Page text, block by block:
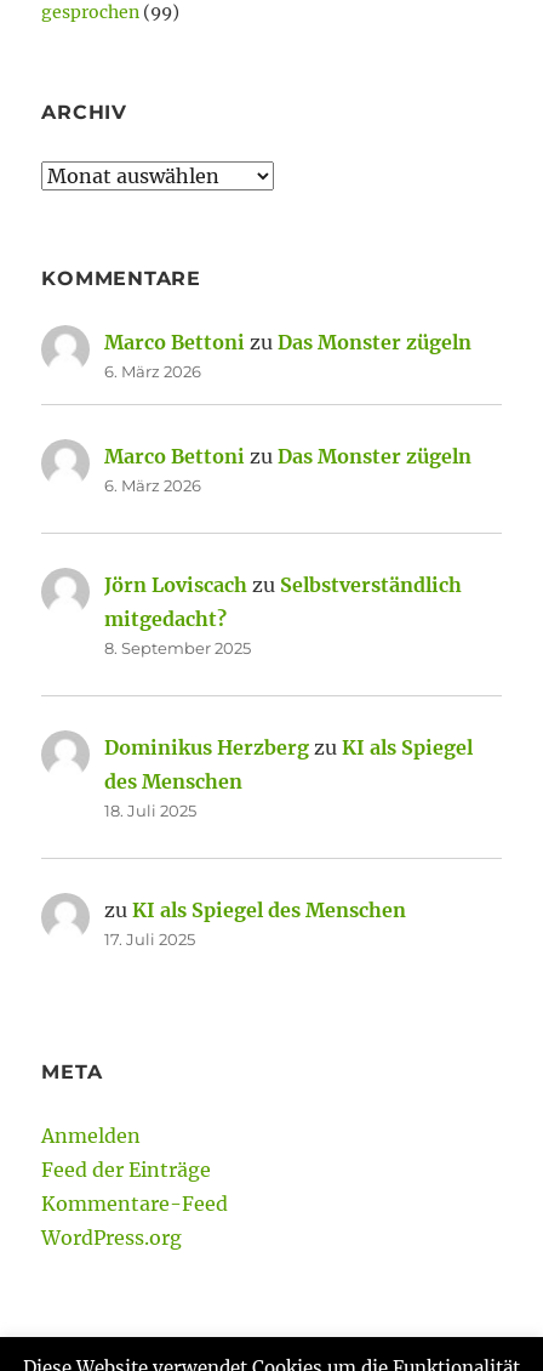
gesprochen (99)
ARCHIV
Archiv
KOMMENTARE
Marco Bettoni zuDas Monster zügeln
6. März 2026
Marco Bettoni zuDas Monster zügeln
6. März 2026
Jörn Loviscach zu Selbstverständlich
mitgedacht?
8. September 2025
Dominikus Herzberg zuKI als Spiegel
des Menschen
18. Juli 2025
zuKI als Spiegel des Menschen
17. Juli 2025
META
Anmelden
Feed der Einträge
Kommentare-Feed
WordPress.org